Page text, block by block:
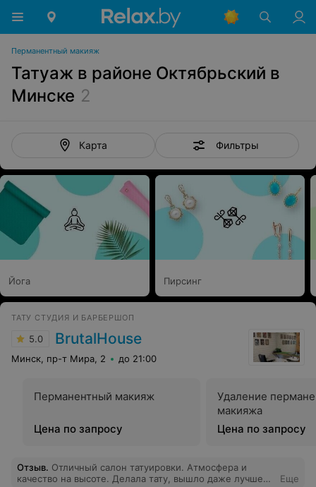
Перманентный макияж
Татуаж в районе Октябрьский в
Минске 2
Карта Фильтры
Йога Пирсинг
ТАТУ СТУДИЯ И БАРБЕРШОП
5.0 BrutalHouse
Минск, пр-т Мира, 2 до 21:00
Перманентный макияж
Цена по запросу
Удаление
макияжа
Цена по запросу
Отзыв. Отличный салон татуировки. Атмосфера и
качество на высоте. Делала тату, вышло даже лучше
Еще